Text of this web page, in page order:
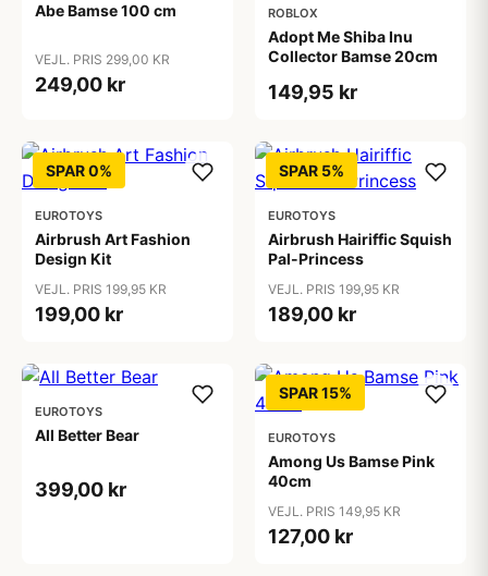
Abe Bamse 100 cm
VEJL. PRIS 299,00 KR
249,00 kr
ROBLOX
Adopt Me Shiba Inu
Collector Bamse 20cm
149,95 kr
SPAR 0%
EUROTOYS
Airbrush Art Fashion
Design Kit
VEJL. PRIS 199,95 KR
199,00 kr
SPAR 5%
EUROTOYS
Airbrush Hairiffic Squish
Pal-Princess
VEJL. PRIS 199,95 KR
189,00 kr
EUROTOYS
All Better Bear
399,00 kr
SPAR 15%
EUROTOYS
Among Us Bamse Pink
40cm
VEJL. PRIS 149,95 KR
127,00 kr